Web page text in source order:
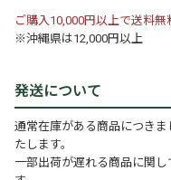
ご購入10,000円以上で送料無
※沖縄県は12,000円以上
発送について
通常在庫がある商品につき
たします。
一部出荷が遅れる商品に関